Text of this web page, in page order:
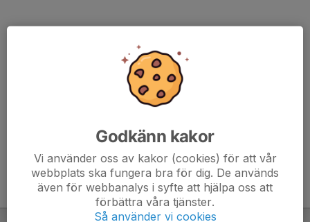
Godkänn kakor
Vi använder oss av kakor (cookies) för att vår
webbplats ska fungera bra för dig. De används
även för webbanalys i syfte att hjälpa oss att
förbättra våra tjänster.
Så använder vi cookies